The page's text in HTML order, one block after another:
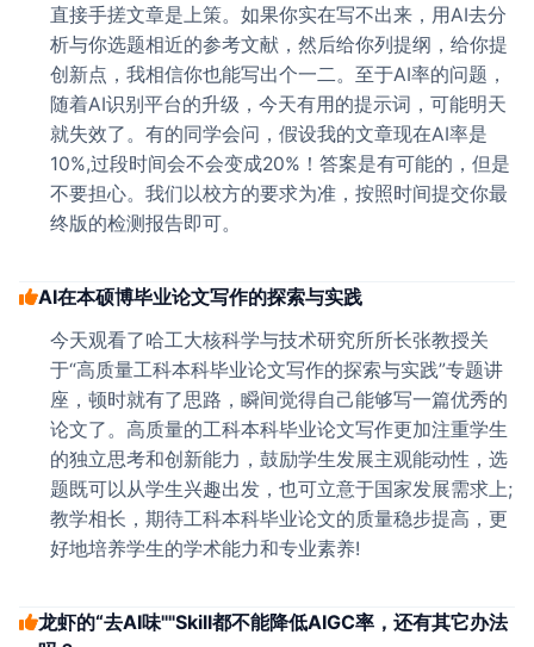
直接手搓文章是上策。如果你实在写不出来，用AI去分
析与你选题相近的参考文献，然后给你列提纲，给你提
创新点，我相信你也能写出个一二。至于AI率的问题，
随着AI识别平台的升级，今天有用的提示词，可能明天
就失效了。有的同学会问，假设我的文章现在AI率是
10%,过段时间会不会变成20%！答案是有可能的，但是
不要担心。我们以校方的要求为准，按照时间提交你最
终版的检测报告即可。
AI在本硕博毕业论文写作的探索与实践
今天观看了哈工大核科学与技术研究所所长张教授关
于“高质量工科本科毕业论文写作的探索与实践”专题讲
座，顿时就有了思路，瞬间觉得自己能够写一篇优秀的
论文了。高质量的工科本科毕业论文写作更加注重学生
的独立思考和创新能力，鼓励学生发展主观能动性，选
题既可以从学生兴趣出发，也可立意于国家发展需求上;
教学相长，期待工科本科毕业论文的质量稳步提高，更
好地培养学生的学术能力和专业素养!
龙虾的“去AI味""Skill都不能降低AIGC率，还有其它办法